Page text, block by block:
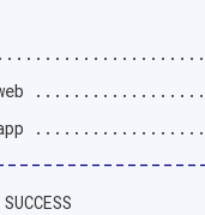
web
app